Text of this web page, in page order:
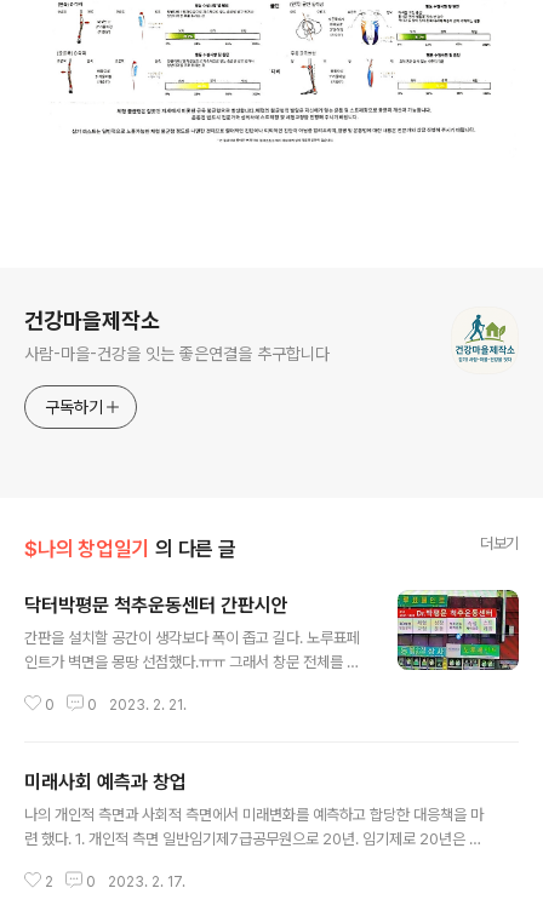
건강마을제작소
사람-마을-건강을 잇는 좋은연결을 추구합니다
구독하기
$나의 창업일기 의 다른 글 더보기
닥터박평문 척추운동센터 간판시안
간판을 설치할 공간이 생각보다 폭이 좁고 길다. 노루표페
인트가 벽면을 몽땅 선점했다.ㅠㅠ 그래서 창문 전체를 시
물은 완공된지가 43년 됐다. 건령43년! 흐흑 ^^ 오랜기간
할 공간이라 실내인테리어도 투박하다. 틈틈이 혼자서 페
인트 칠하고 벽면에 글자 마킹하고 스포츠매트 깔았다. 운
동하는데는 전혀 지장없는 최고의 공간이다. 두 개의 공간
분석장비로 자세측정을하고 2) TRX, Rip60으로 1:1 교정
0 0 2023. 2. 21.
미래사회 예측과 창업
나의 개인적 측면과 사회적 측면에서 미래변화를 예측하고 합당한 대응책을 마
련 했다. 1. 개인적 측면 일반임기제7급공무원으로 20년. 임기제로 20년은 5
년차는 없었다. 이어지지 않는 경력의 단절은 매번 연어의 회귀를 연상케 했고
2 0 2023. 2. 17.